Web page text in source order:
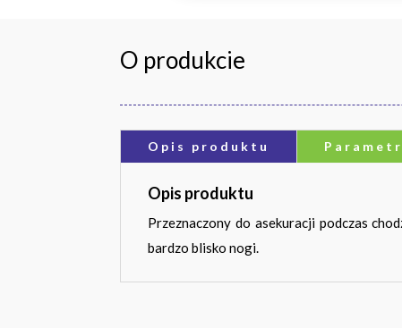
O produkcie
Opis produktu
Opis produktu
Przeznaczony do asekuracji podczas
bardzo blisko nogi.